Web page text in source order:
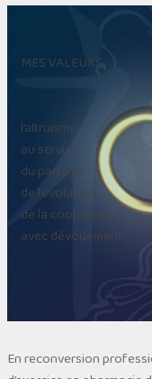
MES VALEURS
l’altruisme
au service
du partage,
de l’évolution,
de la coopération,
avec dévouement
En reconversion